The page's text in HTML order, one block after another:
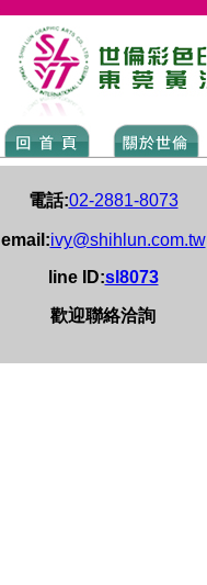
電話:02-2881-8073
email:ivy@shihlun.com.tw
line ID:sl8073
歡迎聯絡洽詢